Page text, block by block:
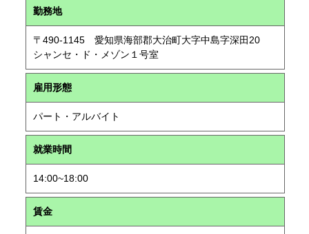
勤務地
〒490-1145 愛知県海部郡大治町大字中島字深田20
シャンセ・ド・メゾン１号室
雇用形態
パート・アルバイト
就業時間
14:00~18:00
賃金